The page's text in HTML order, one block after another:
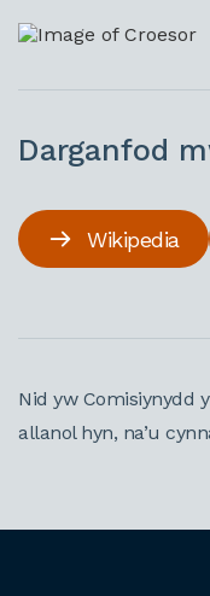
Darganfod
Wikipedia
Nid yw Comisiynydd
allanol hyn, na’u